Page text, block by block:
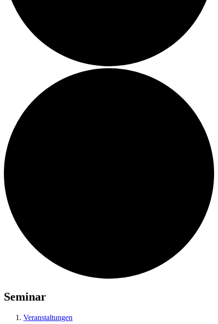
Seminar
Veranstaltungen